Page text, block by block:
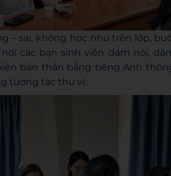
– sai, không học như trên lớp,
các bạn sinh viên dám nói,
bản thân bằng tiếng Anh
tương tác thú vị: